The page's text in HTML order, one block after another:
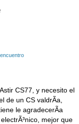
CS77, y necesito el
de un CS valdrÃ­a,
le agradecerÃ­a
mejor que